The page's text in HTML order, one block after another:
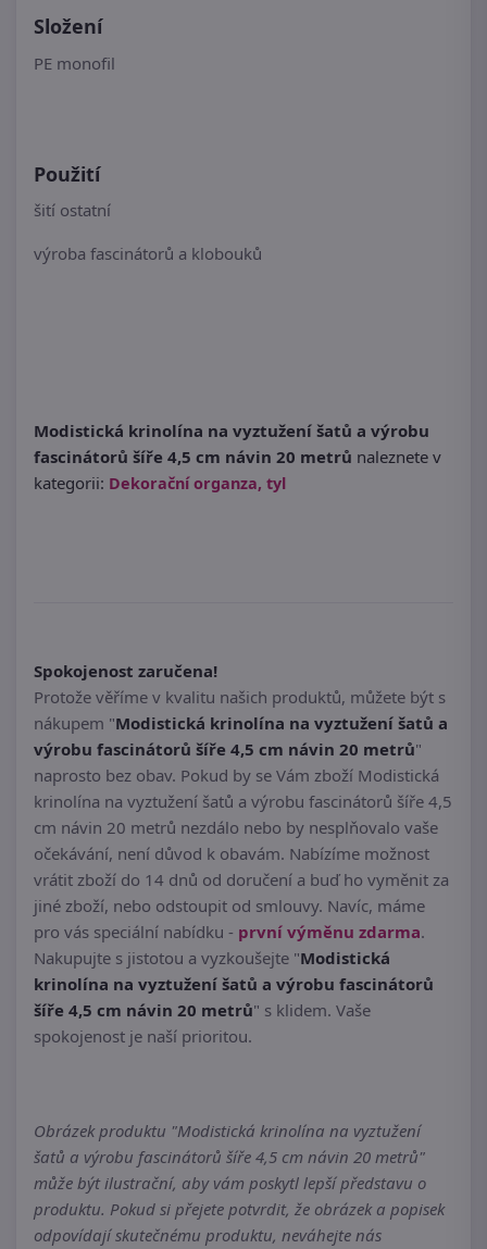
Složení
PE monofil
Použití
šití ostatní
výroba fascinátorů a klobouků
Modistická krinolína na vyztužení šatů a výrobu
fascinátorů šíře 4,5 cm návin 20 metrů naleznete v
kategorii: Dekorační organza, tyl
Spokojenost zaručena!
Protože věříme v kvalitu našich produktů, můžete být s
nákupem "Modistická krinolína na vyztužení šatů a
výrobu fascinátorů šíře 4,5 cm návin 20 metrů"
naprosto bez obav. Pokud by se Vám zboží Modistická
krinolína na vyztužení šatů a výrobu fascinátorů šíře 4,5
cm návin 20 metrů nezdálo nebo by nesplňovalo vaše
očekávání, není důvod k obavám. Nabízíme možnost
vrátit zboží do 14 dnů od doručení a buď ho vyměnit za
jiné zboží, nebo odstoupit od smlouvy. Navíc, máme
pro vás speciální nabídku - první výměnu zdarma.
Nakupujte s jistotou a vyzkoušejte "Modistická
krinolína na vyztužení šatů a výrobu fascinátorů
šíře 4,5 cm návin 20 metrů" s klidem. Vaše
spokojenost je naší prioritou.
Obrázek produktu "Modistická krinolína na vyztužení
šatů a výrobu fascinátorů šíře 4,5 cm návin 20 metrů"
může být ilustrační, aby vám poskytl lepší představu o
produktu. Pokud si přejete potvrdit, že obrázek a popisek
odpovídají skutečnému produktu, neváhejte nás